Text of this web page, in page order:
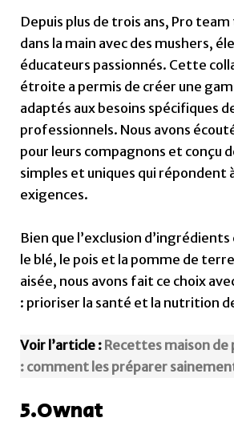
Depuis plus de trois ans, Pro
dans la main avec des mushers,
éducateurs passionnés. Cette
étroite a permis de créer une
adaptés aux besoins spécifiques
professionnels. Nous avons
pour leurs compagnons et conçu
simples et uniques qui répondent
exigences.
Bien que l’exclusion
le blé, le pois et la pomme de
aisée, nous avons fait ce choix
: prioriser la santé et la nutrition
Voir l’article : Recettes maison de
: comment les préparer
5.Ownat